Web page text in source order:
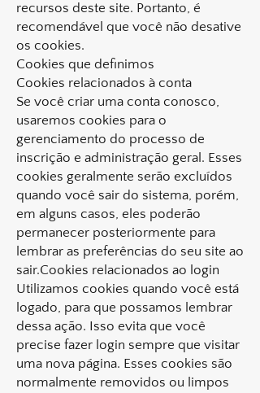
recursos deste site. Portanto, é
recomendável que você não desative
os cookies.
Cookies que definimos
Cookies relacionados à conta
Se você criar uma conta conosco,
usaremos cookies para o
gerenciamento do processo de
inscrição e administração geral. Esses
cookies geralmente serão excluídos
quando você sair do sistema, porém,
em alguns casos, eles poderão
permanecer posteriormente para
lembrar as preferências do seu site ao
sair.Cookies relacionados ao login
Utilizamos cookies quando você está
logado, para que possamos lembrar
dessa ação. Isso evita que você
precise fazer login sempre que visitar
uma nova página. Esses cookies são
normalmente removidos ou limpos